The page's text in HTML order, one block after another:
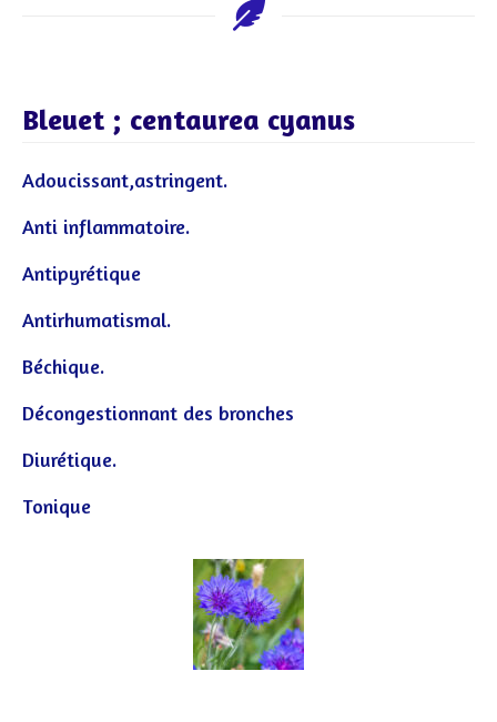
Bleuet ; centaurea cyanus
Adoucissant,astringent.
Anti inflammatoire.
Antipyrétique
Antirhumatismal.
Béchique.
Décongestionnant des bronches
Diurétique.
Tonique